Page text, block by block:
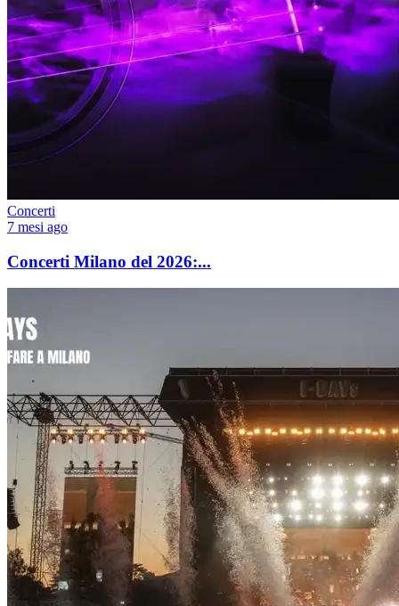
Concerti
7 mesi ago
Concerti Milano del 2026:...